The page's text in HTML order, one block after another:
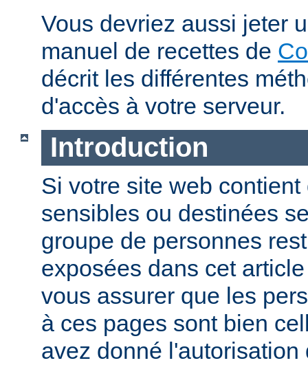
Vous devriez aussi jeter
manuel de recettes de
décrit les différentes
d'accès à votre serveur.
Introduction
Si votre site web
sensibles ou destinées
groupe de personnes
exposées dans cet
vous assurer que les
à ces pages sont bien
avez donné l'autorisation